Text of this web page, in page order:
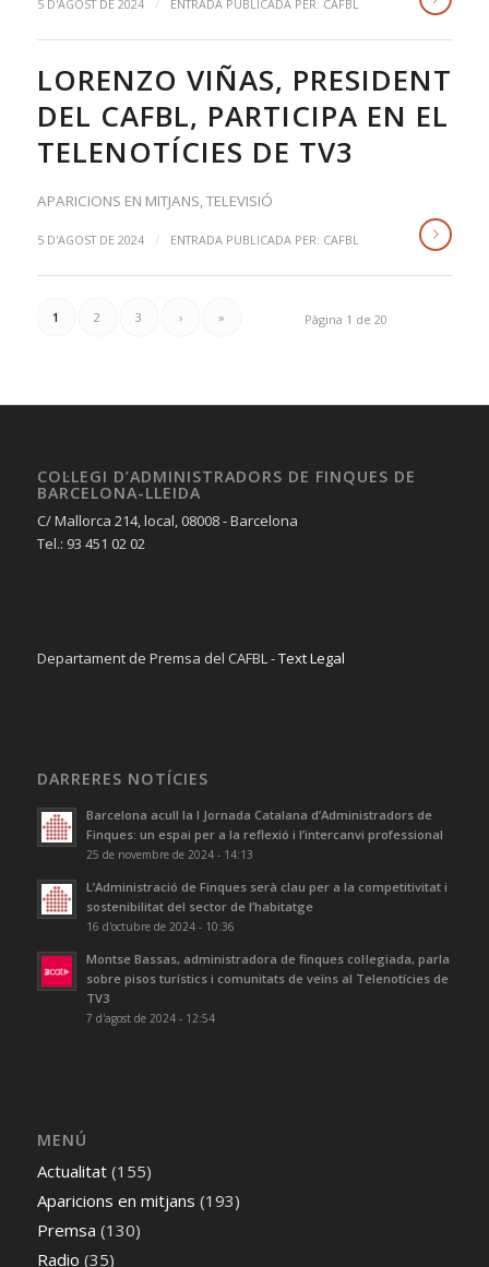
5 D'AGOST DE 2024 / ENTRADA PUBLICADA PER: CAFBL
LORENZO VIÑAS, PRESIDENT
DEL CAFBL, PARTICIPA EN EL
TELENOTÍCIES DE TV3
APARICIONS EN MITJANS,TELEVISIÓ
5 D'AGOST DE 2024 / ENTRADA PUBLICADA PER: CAFBL
Pàgina 1 de 20
1 2 3 › »
COL·LEGI D’ADMINISTRADORS DE FINQUES DE
BARCELONA-LLEIDA
C/ Mallorca 214, local, 08008 - Barcelona
Tel.: 93 451 02 02
Departament de Premsa del CAFBL -Text Legal
DARRERES NOTÍCIES
Barcelona acull la I Jornada Catalana d’Administradors de
Finques: un espai per a la reflexió i l’intercanvi professional
25 de novembre de 2024 - 14:13
L’Administració de Finques serà clau per a la competitivitat i
sostenibilitat del sector de l’habitatge
16 d'octubre de 2024 - 10:36
Montse Bassas, administradora de finques col·legiada, parla
sobre pisos turístics i comunitats de veïns al Telenotícies de
TV3
7 d'agost de 2024 - 12:54
MENÚ
Actualitat(155)
Aparicions en mitjans (193)
Premsa (130)
Radio (35)